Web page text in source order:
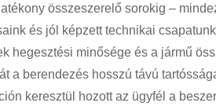
összeszerelő sorokig –
és jól képzett technikai
hegesztési minősége és a jármű
a berendezés hosszú távú
keresztül hozott az ügyfél a